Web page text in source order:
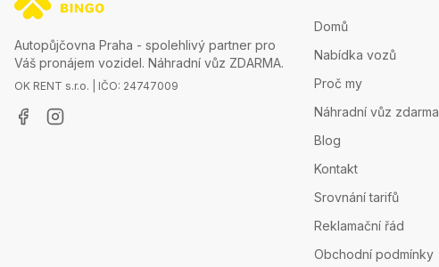
Autopůjčovna Praha - spolehlivý partner pro
Váš pronájem vozidel. Náhradní vůz ZDARMA.
OK RENT s.r.o. | IČO: 24747009
Domů
Nabídka vozů
Proč my
Náhradní vůz zdarma
Blog
Kontakt
Srovnání tarifů
Reklamační řád
Obchodní podmínky